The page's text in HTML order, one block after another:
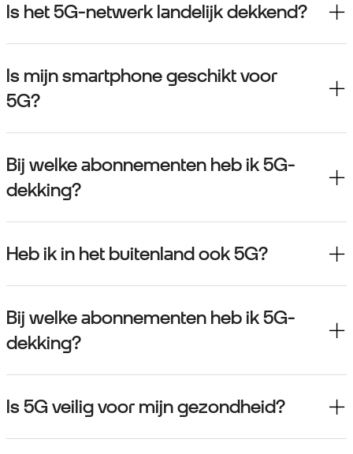
Is het 5G-netwerk landelijk dekkend?
Is mijn smartphone geschikt voor
5G?
Bij welke abonnementen heb ik 5G-
dekking?
Heb ik in het buitenland ook 5G?
Bij welke abonnementen heb ik 5G-
dekking?
Is 5G veilig voor mijn gezondheid?